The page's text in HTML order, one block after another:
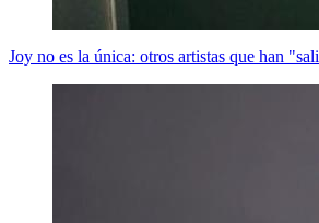
Joy no es la única: otros artistas que han